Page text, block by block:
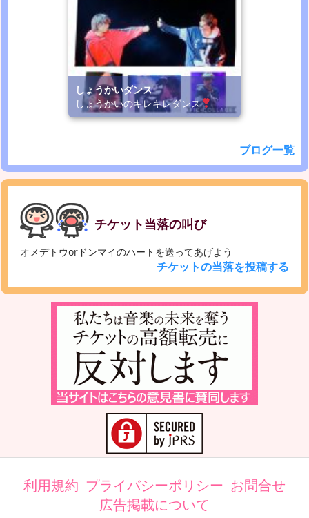
しょうかいダンス
しょうかいのキレキレダンス
ブログ一覧
チケット当落の叫び
オメデトウorドンマイのハートを送ってあげよう
チケットの当落を投稿する
利用規約 プライバシーポリシー お問合せ
広告掲載について